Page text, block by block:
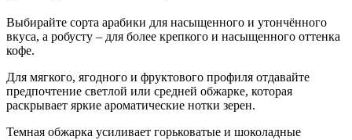
Выбирайте сорта арабики для насыщенного и утончённого
вкуса, а робусту – для более крепкого и насыщенного оттенка
кофе.
Для мягкого, ягодного и фруктового профиля отдавайте
предпочтение светлой или средней обжарке, которая
раскрывает яркие ароматические нотки зерен.
Темная обжарка усиливает горьковатые и шоколадные